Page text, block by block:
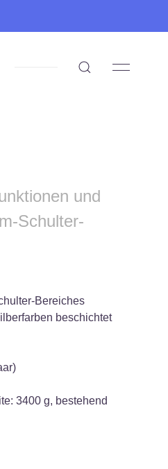
und
Schulter-
Bereiches
beschichtet
3400 g, bestehend